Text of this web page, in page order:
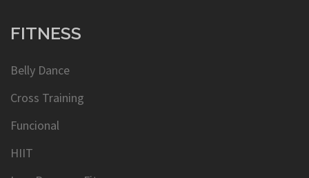
FITNESS
Belly Dance
Cross Training
Funcional
HIIT